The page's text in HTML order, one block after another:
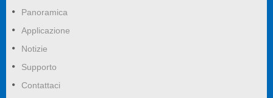
Panoramica
Applicazione
Notizie
Supporto
Contattaci